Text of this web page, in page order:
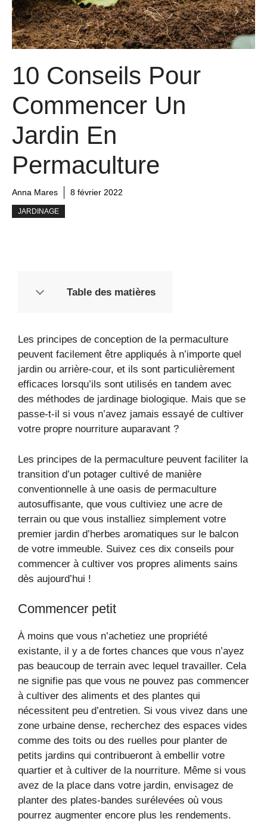
10 Conseils Pour
Commencer Un
Jardin En
Permaculture
Anna Mares 8 février 2022
JARDINAGE
Table des matières
Les principes de conception de la permaculture
peuvent facilement être appliqués à n’importe quel
jardin ou arrière-cour, et ils sont particulièrement
efficaces lorsqu’ils sont utilisés en tandem avec
des méthodes de jardinage biologique. Mais que se
passe-t-il si vous n’avez jamais essayé de cultiver
votre propre nourriture auparavant ?
Les principes de la permaculture peuvent faciliter la
transition d’un potager cultivé de manière
conventionnelle à une oasis de permaculture
autosuffisante, que vous cultiviez une acre de
terrain ou que vous installiez simplement votre
premier jardin d’herbes aromatiques sur le balcon
de votre immeuble. Suivez ces dix conseils pour
commencer à cultiver vos propres aliments sains
dès aujourd’hui !
Commencer petit
À moins que vous n’achetiez une propriété
existante, il y a de fortes chances que vous n’ayez
pas beaucoup de terrain avec lequel travailler. Cela
ne signifie pas que vous ne pouvez pas commencer
à cultiver des aliments et des plantes qui
nécessitent peu d’entretien. Si vous vivez dans une
zone urbaine dense, recherchez des espaces vides
comme des toits ou des ruelles pour planter de
petits jardins qui contribueront à embellir votre
quartier et à cultiver de la nourriture. Même si vous
avez de la place dans votre jardin, envisagez de
planter des plates-bandes surélevées où vous
pourrez augmenter encore plus les rendements.